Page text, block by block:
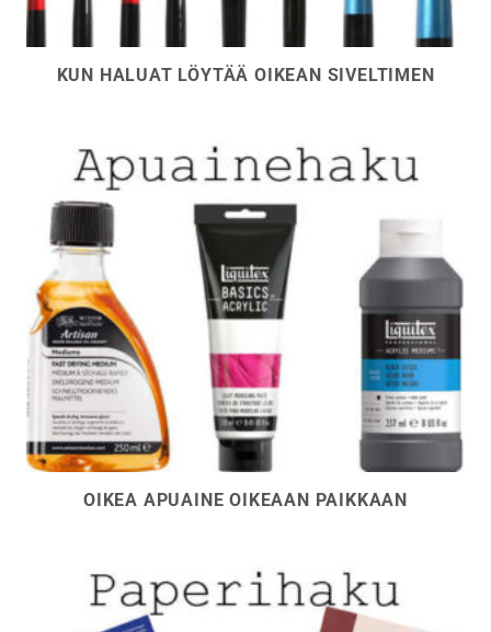
KUN HALUAT LÖYTÄÄ OIKEAN SIVELTIMEN
OIKEA APUAINE OIKEAAN PAIKKAAN